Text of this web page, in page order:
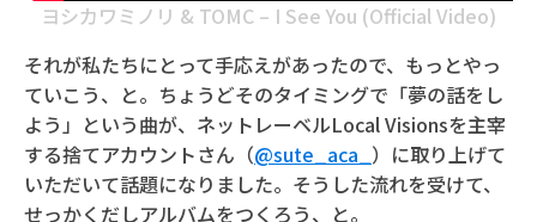
ヨシカワミノリ & TOMC – I See You (Official Video)
それが私たちにとって手応えがあったので、もっとやっ
ていこう、と。ちょうどそのタイミングで「夢の話をし
よう」という曲が、ネットレーベルLocal Visionsを主宰
する捨てアカウントさん（@sute_aca_ ）に取り上げて
いただいて話題になりました。そうした流れを受けて、
せっかくだしアルバムをつくろう、と。